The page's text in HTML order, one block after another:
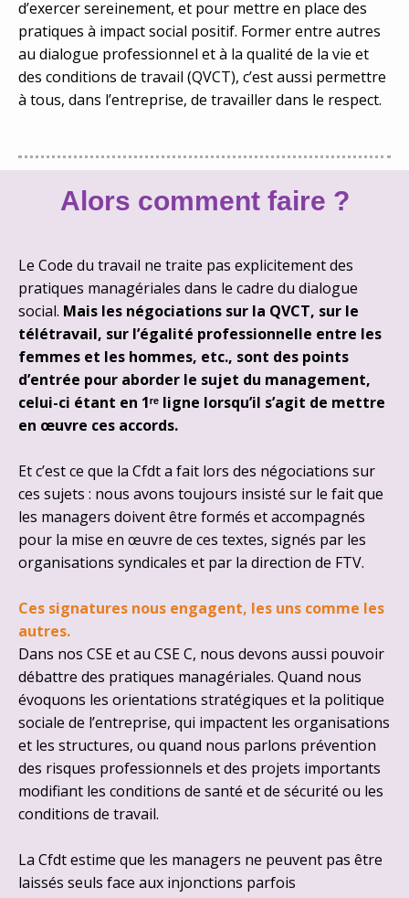
d’exercer sereinement, et pour mettre en place des
pratiques à impact social positif. Former entre autres
au dialogue professionnel et à la qualité de la vie et
des conditions de travail (QVCT), c’est aussi permettre
à tous, dans l’entreprise, de travailler dans le respect.
Alors comment faire ?
Le Code du travail ne traite pas explicitement des
pratiques managériales dans le cadre du dialogue
social. Mais les négociations sur la QVCT, sur le
télétravail, sur l’égalité professionnelle entre les
femmes et les hommes, etc., sont des points
d’entrée pour aborder le sujet du management,
celui-ci étant en 1ʳᵉ ligne lorsqu’il s’agit de mettre
en œuvre ces accords.
Et c’est ce que la Cfdt a fait lors des négociations sur
ces sujets : nous avons toujours insisté sur le fait que
les managers doivent être formés et accompagnés
pour la mise en œuvre de ces textes, signés par les
organisations syndicales et par la direction de FTV.
Ces signatures nous engagent, les uns comme les
autres.
Dans nos CSE et au CSE C, nous devons aussi pouvoir
débattre des pratiques managériales. Quand nous
évoquons les orientations stratégiques et la politique
sociale de l’entreprise, qui impactent les organisations
et les structures, ou quand nous parlons prévention
des risques professionnels et des projets importants
modifiant les conditions de santé et de sécurité ou les
conditions de travail.
La Cfdt estime que les managers ne peuvent pas être
laissés seuls face aux injonctions parfois